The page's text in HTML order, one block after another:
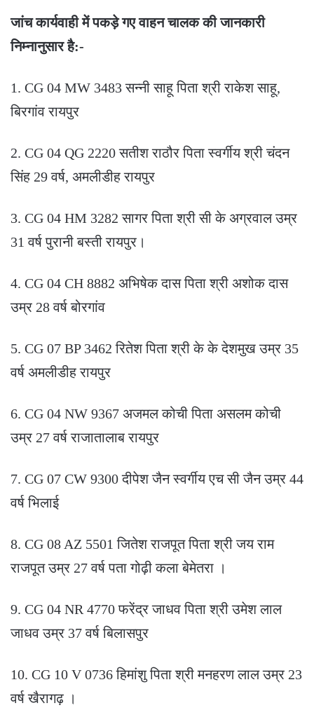
जांच कार्यवाही में पकड़े गए वाहन चालक की जानकारी
निम्नानुसार है:-
1. CG 04 MW 3483 सन्नी साहू पिता श्री राकेश साहू,
बिरगांव रायपुर
2. CG 04 QG 2220 सतीश राठौर पिता स्वर्गीय श्री चंदन
सिंह 29 वर्ष, अमलीडीह रायपुर
3. CG 04 HM 3282 सागर पिता श्री सी के अग्रवाल उम्र
31 वर्ष पुरानी बस्ती रायपुर।
4. CG 04 CH 8882 अभिषेक दास पिता श्री अशोक दास
उम्र 28 वर्ष बोरगांव
5. CG 07 BP 3462 रितेश पिता श्री के के देशमुख उम्र 35
वर्ष अमलीडीह रायपुर
6. CG 04 NW 9367 अजमल कोची पिता असलम कोची
उम्र 27 वर्ष राजातालाब रायपुर
7. CG 07 CW 9300 दीपेश जैन स्वर्गीय एच सी जैन उम्र 44
वर्ष भिलाई
8. CG 08 AZ 5501 जितेश राजपूत पिता श्री जय राम
राजपूत उम्र 27 वर्ष पता गोढ़ी कला बेमेतरा ।
9. CG 04 NR 4770 फरेंद्र जाधव पिता श्री उमेश लाल
जाधव उम्र 37 वर्ष बिलासपुर
10. CG 10 V 0736 हिमांशु पिता श्री मनहरण लाल उम्र 23
वर्ष खैरागढ़ ।